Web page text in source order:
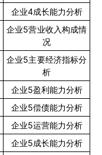
企业4成长能力分析
企业5营业收入构成情
况
企业5主要经济指标分
析
企业5盈利能力分析
企业5偿债能力分析
企业5运营能力分析
企业5成长能力分析